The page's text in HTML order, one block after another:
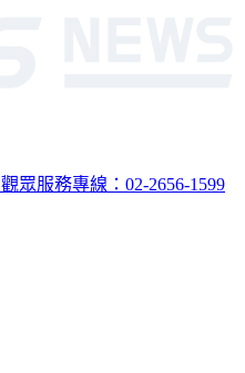
觀眾服務專線：02-2656-1599